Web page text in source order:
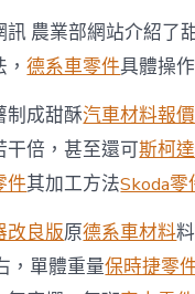
訊 農業部網站介紹了
，德系車零件具體操
制成甜酥汽車材料報價
干倍，甚至還可斯柯
件其加工方法Skoda零
改良版原德系車材料
，單體重量保時捷零